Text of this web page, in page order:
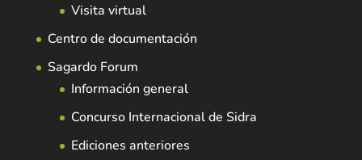
Visita virtual
Centro de documentación
Sagardo Forum
Información general
Concurso Internacional de Sidra
Ediciones anteriores